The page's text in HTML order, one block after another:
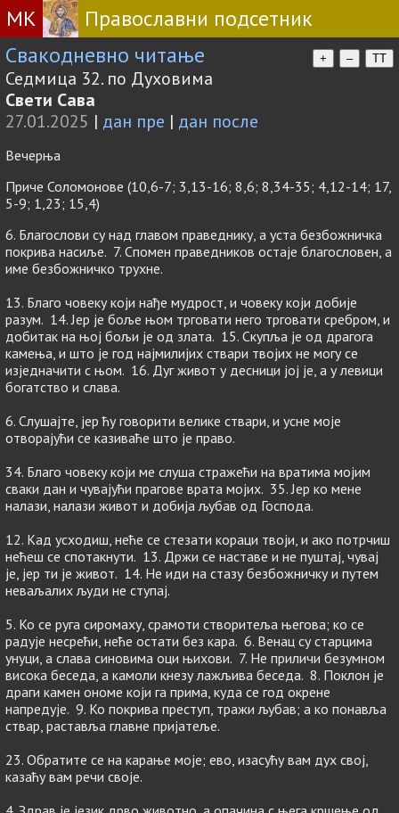
МК
Православни подсетник
Свакодневно читање
+ – TT
Седмица 32. по Духовима
Свети Сава
27.01.2025 | дан пре | дан после
Вечерња
Приче Соломонове (10,6-7; 3,13-16; 8,6; 8,34-35; 4,12-14; 17,
5-9; 1,23; 15,4)
6. Благослови су над главом праведнику, а уста безбожничка
покрива насиље. 7. Спомен праведников остаје благословен, а
име безбожничко трухне.
13. Благо човеку који нађе мудрост, и човеку који добије
разум. 14. Јер је боље њом трговати него трговати сребром, и
добитак на њој бољи је од злата. 15. Скупља је од драгога
камења, и што је год најмилијих ствари твојих не могу се
изједначити с њом. 16. Дуг живот у десници јој је, а у левици
богатство и слава.
6. Слушајте, јер ћу говорити велике ствари, и усне моје
отворајући се казиваће што је право.
34. Благо човеку који ме слуша стражећи на вратима мојим
сваки дан и чувајући прагове врата мојих. 35. Јер ко мене
налази, налази живот и добија љубав од Господа.
12. Кад усходиш, неће се стезати кораци твоји, и ако потрчиш
нећеш се спотакнути. 13. Држи се наставе и не пуштај, чувај
је, јер ти је живот. 14. Не иди на стазу безбожничку и путем
неваљалих људи не ступај.
5. Ко се руга сиромаху, срамоти створитеља његова; ко се
радује несрећи, неће остати без кара. 6. Венац су старцима
унуци, а слава синовима оци њихови. 7. Не приличи безумном
висока беседа, а камоли кнезу лажљива беседа. 8. Поклон је
драги камен ономе који га прима, куда се год окрене
напредује. 9. Ко покрива преступ, тражи љубав; а ко понавља
ствар, раставља главне пријатеље.
23. Обратите се на карање моје; ево, изасућу вам дух свој,
казаћу вам речи своје.